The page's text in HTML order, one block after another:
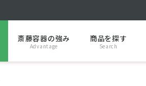
斎藤容器の強み
Advantage
商品を探す
Search